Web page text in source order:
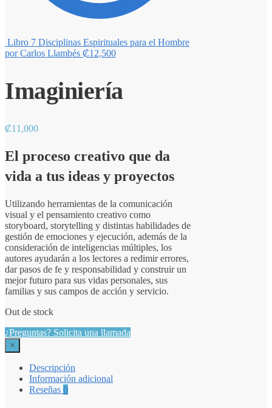
Libro 7 Disciplinas Espirituales para el Hombre
por Carlos Llambés ₡12,500
Imaginiería
₡11,000
El proceso creativo que da
vida a tus ideas y proyectos
Utilizando herramientas de la comunicación
visual y el pensamiento creativo como
storyboard, storytelling y distintas habilidades de
gestión de emociones y ejecución, además de la
consideración de inteligencias múltiples, los
autores ayudarán a los lectores a redimir errores,
dar pasos de fe y responsabilidad y construir un
mejor futuro para sus vidas personales, sus
familias y sus campos de acción y servicio.
Out de stock
¿Preguntas? Solicita una llamada
×
Descripción
Información adicional
Reseñas 0